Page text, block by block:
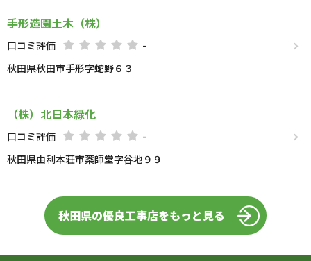
手形造園土木（株）
口コミ評価
-
秋田県秋田市手形字蛇野６３
（株）北日本緑化
口コミ評価
-
秋田県由利本荘市薬師堂字谷地９９
秋田県の優良工事店をもっと見る